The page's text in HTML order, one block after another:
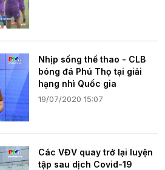
Nhịp sống thể thao - CLB
bóng đá Phú Thọ tại giải
hạng nhì Quốc gia
19/07/2020 15:07
Các VĐV quay trở lại luyện
tập sau dịch Covid-19